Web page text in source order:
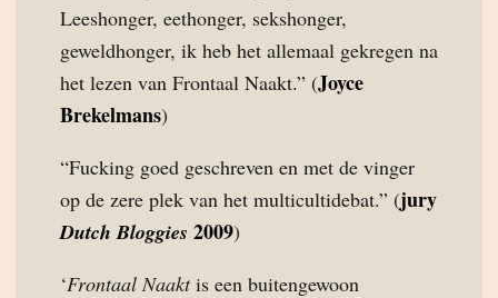
Leeshonger, eethonger, sekshonger,
geweldhonger, ik heb het allemaal gekregen na
het lezen van Frontaal Naakt.” (Joyce
Brekelmans)
“Fucking goed geschreven en met de vinger
op de zere plek van het multicultidebat.” (jury
Dutch Bloggies 2009)
‘Frontaal Naaktis een buitengewoon